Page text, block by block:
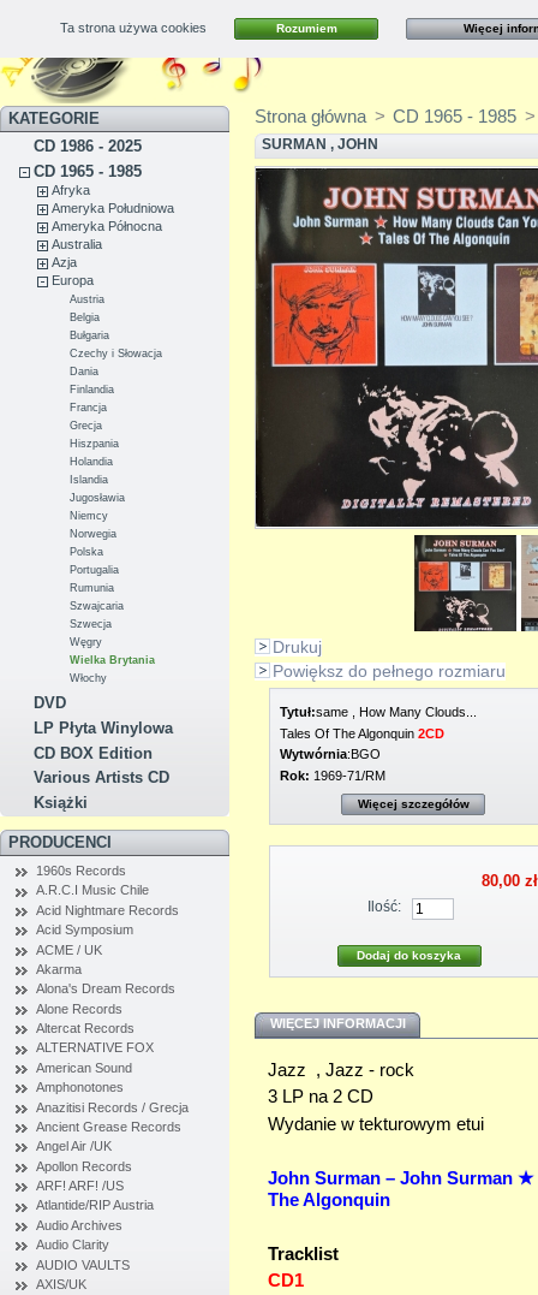
Kontakt Mapa strony
Ta strona używa cookies Rozumiem Więcej
KATEGORIE
CD 1986 - 2025
CD 1965 - 1985
Afryka
Ameryka Południowa
Ameryka Północna
Australia
Azja
Europa
Austria
Belgia
Bułgaria
Czechy i Słowacja
Dania
Finlandia
Francja
Grecja
Hiszpania
Holandia
Islandia
Jugosławia
Niemcy
Norwegia
Polska
Portugalia
Rumunia
Szwajcaria
Szwecja
Węgry
Wielka Brytania
Włochy
DVD
LP Płyta Winylowa
CD BOX Edition
Various Artists CD
Książki
PRODUCENCI
1960s Records
A.R.C.I Music Chile
Acid Nightmare Records
Acid Symposium
ACME / UK
Akarma
Alona's Dream Records
Alone Records
Altercat Records
ALTERNATIVE FOX
American Sound
Amphonotones
Anazitisi Records / Grecja
Ancient Grease Records
Angel Air /UK
Apollon Records
ARF! ARF! /US
Atlantide/RIP Austria
Audio Archives
Audio Clarity
AUDIO VAULTS
AXIS/UK
Strona główna > CD 1965 - 1985 >
SURMAN , JOHN
Drukuj
Powiększ do pełnego rozmiaru
Tytuł:same , How Many Clouds...
Tales Of The Algonquin 2CD
Wytwórnia:BGO
Rok: 1969-71/RM
Więcej szczegółów
80,00 zł
Ilość:
WIĘCEJ INFORMACJI
Jazz , Jazz - rock
3 LP na 2 CD
Wydanie w tekturowym etui
John Surman – John Surman
The Algonquin
Tracklist
CD1